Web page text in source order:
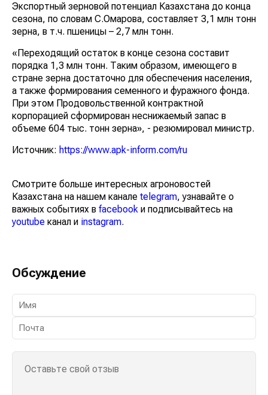
Экспортный зерновой потенциал Казахстана до конца
сезона, по словам С.Омарова, составляет 3,1 млн тонн
зерна, в т.ч. пшеницы – 2,7 млн тонн.
«Переходящий остаток в конце сезона составит
порядка 1,3 млн тонн. Таким образом, имеющего в
стране зерна достаточно для обеспечения населения,
а также формирования семенного и фуражного фонда.
При этом Продовольственной контрактной
корпорацией сформирован неснижаемый запас в
объеме 604 тыс. тонн зерна», - резюмировал министр.
Источник: https://www.apk-inform.com/ru
Смотрите больше интересных агроновостей
Казахстана на нашем канале telegram, узнавайте о
важных событиях в facebook и подписывайтесь на
youtube канал и instagram.
Обсуждение